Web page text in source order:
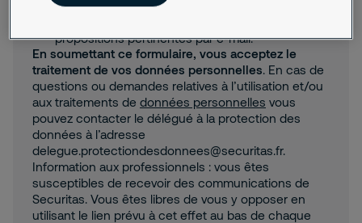
J'accepte que Securitas m'envoie des actualités,
propositions pertinentes par e-mail.
En soumettant ce formulaire, vous acceptez le
traitement de vos données personnelles. En cas de
questions ou demandes relatives à l’utilisation et/ou
aux traitements de données personnelles vous
pouvez contacter le délégué à la protection des
données à l’adresse
delegue.protectiondesdonnees@securitas.fr.
Information aux professionnels : vous êtes
susceptibles de recevoir des communications de
Securitas. Vous êtes libres de vous y opposer en
utilisant le lien prévu à cet effet au bas de chaque